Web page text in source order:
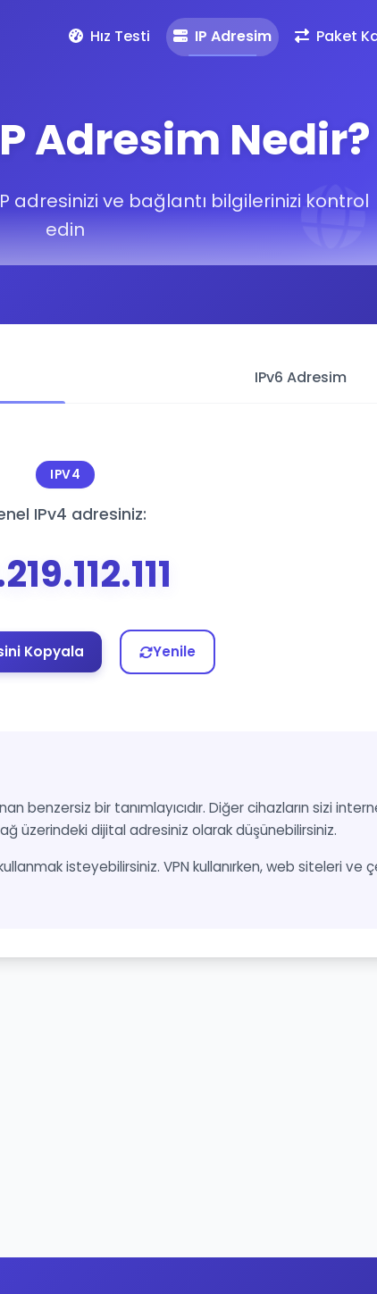
Hız Testi IP Adresim Paket
Adresim Nedir?
adresinizi ve bağlantı bilgilerinizi kontrol
edin
IPv6 Adresim
IPV4
IPv4 adresiniz:
Kopyala Yenile
benzersiz bir tanımlayıcıdır. Diğer cihazların sizi
üzerindeki dijital adresiniz olarak düşünebilirsiniz.
isteyebilirsiniz. VPN kullanırken, web siteleri ve